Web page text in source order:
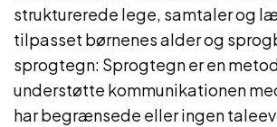
strukturerede lege, samtaler og
tilpasset børnenes alder og
sprogtegn: Sprogtegn er en
understøtte kommunikationen
har begrænsede eller ingen